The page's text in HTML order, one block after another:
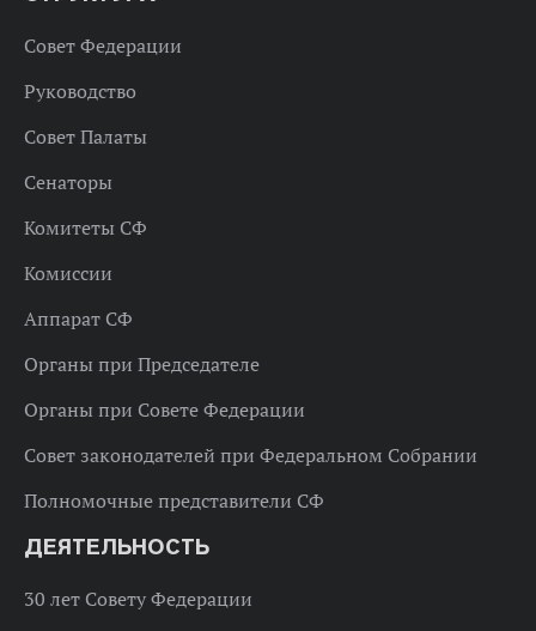
Совет Федерации
Руководство
Совет Палаты
Сенаторы
Комитеты СФ
Комиссии
Аппарат СФ
Органы при Председателе
Органы при Совете Федерации
Совет законодателей при Федеральном Собрании
Полномочные представители СФ
ДЕЯТЕЛЬНОСТЬ
30 лет Совету Федерации